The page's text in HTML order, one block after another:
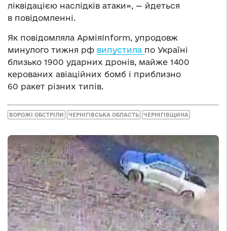
ліквідацією наслідків атаки», — йдеться
в повідомленні.
Як повідомляла АрміяInform, упродовж
минулого тижня рф випустила по Україні
близько 1900 ударних дронів, майже 1400
керованих авіаційних бомб і приблизно
60 ракет різних типів.
ВОРОЖІ ОБСТРІЛИ ЧЕРНІГІВСЬКА ОБЛАСТЬ ЧЕРНІГІВЩИНА